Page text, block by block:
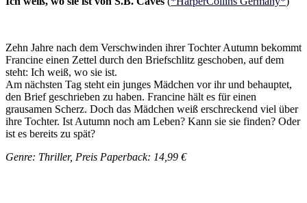
Zehn Jahre nach dem Verschwinden ihrer Tochter Autumn bekommt
Francine einen Zettel durch den Briefschlitz geschoben, auf dem
steht: Ich weiß, wo sie ist.
Am nächsten Tag steht ein junges Mädchen vor ihr und behauptet,
den Brief geschrieben zu haben. Francine hält es für einen
grausamen Scherz. Doch das Mädchen weiß erschreckend viel über
ihre Tochter. Ist Autumn noch am Leben? Kann sie sie finden? Oder
ist es bereits zu spät?
Genre: Thriller, Preis Paperback: 14,99 €